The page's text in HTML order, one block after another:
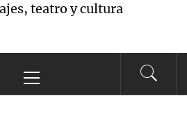
teatro y cultura
principal